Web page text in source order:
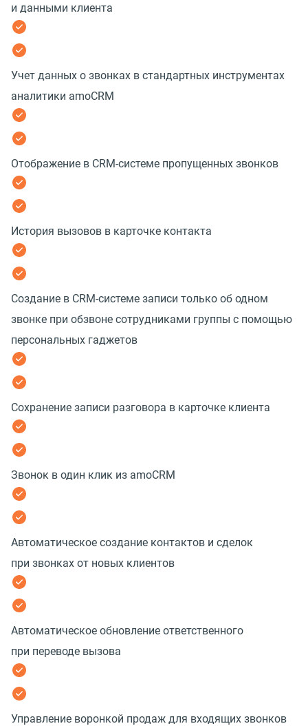
и данными клиента
Учет данных о звонках в стандартных инструментах
аналитики amoCRM
Отображение в CRM-системе пропущенных звонков
История вызовов в карточке контакта
Создание в CRM-системе записи только об одном
звонке при обзвоне сотрудниками группы с помощью
персональных гаджетов
Сохранение записи разговора в карточке клиента
Звонок в один клик из amoCRM
Автоматическое создание контактов и сделок
при звонках от новых клиентов
Автоматическое обновление ответственного
при переводе вызова
Управление воронкой продаж для входящих звонков